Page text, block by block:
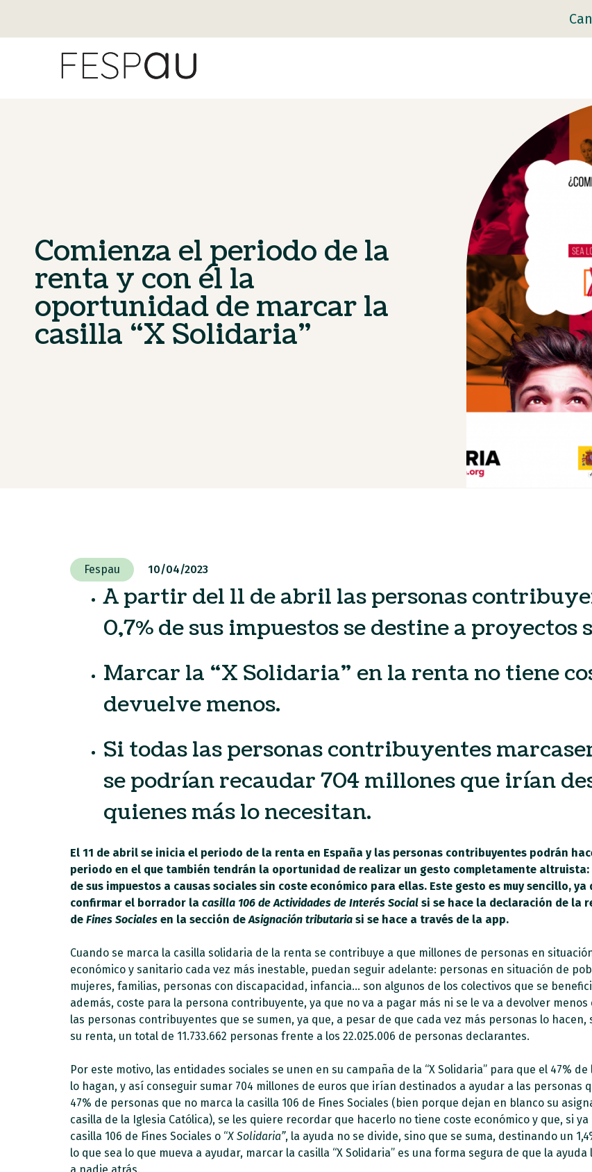
Comienza el periodo de la
renta y con él la
oportunidad de marcar la
casilla “X Solidaria”
Fespau 10/04/2023
A partir del 11 de abril las personas
0,7% de sus impuestos se destine a proyectos
Marcar la “X Solidaria” en la renta no tiene
devuelve menos.
Si todas las personas contribuyentes
se podrían recaudar 704 millones que irían
quienes más lo necesitan.
El 11 de abril se inicia el periodo de la renta en España y las personas contribuyentes podrán
periodo en el que también tendrán la oportunidad de realizar un gesto completamente
de sus impuestos a causas sociales sin coste económico para ellas. Este gesto es muy sencillo,
confirmar el borrador la casilla 106 de Actividades de Interés Socialsi se hace la declaración de la
de Fines Socialesen la sección deAsignación tributariasi se hace a través de la app.
Cuando se marca la casilla solidaria de la renta se contribuye a que millones de personas en
económico y sanitario cada vez más inestable, puedan seguir adelante: personas en situación de
mujeres, familias, personas con discapacidad, infancia… son algunos de los colectivos que se
además, coste para la persona contribuyente, ya que no va a pagar más ni se le va a devolver
las personas contribuyentes que se sumen, ya que, a pesar de que cada vez más personas lo hacen,
su renta, un total de 11.733.662 personas frente a los 22.025.006 de personas declarantes.
Por este motivo, las entidades sociales se unen en su campaña de la “X Solidaria” para que el 47%
lo hagan, y así conseguir sumar 704 millones de euros que irían destinados a ayudar a las personas
47% de personas que no marca la casilla 106 de Fines Sociales (bien porque dejan en blanco su
casilla de la Iglesia Católica), se les quiere recordar que hacerlo no tiene coste económico y que, si
casilla 106 de Fines Sociales o “X Solidaria”, la ayuda no se divide, sino que se suma, destinando un
lo que sea lo que mueva a ayudar, marcar la casilla “X Solidaria” es una forma segura de que la